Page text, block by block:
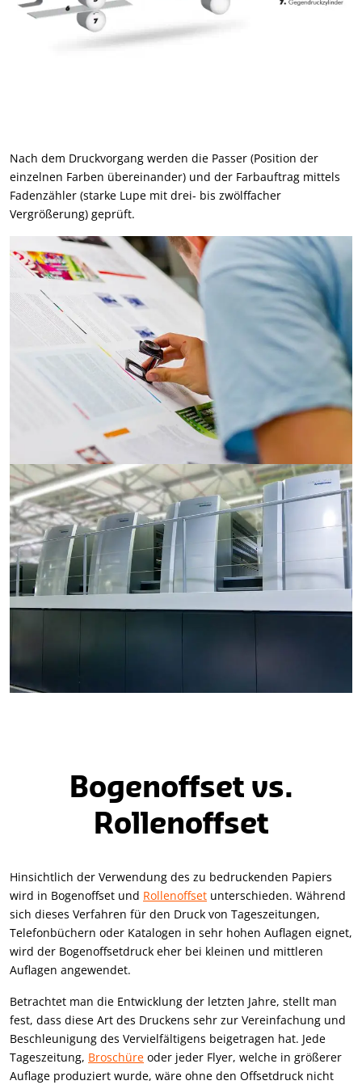
Nach dem Druckvorgang werden die Passer (Position der
einzelnen Farben übereinander) und der Farbauftrag mittels
Fadenzähler (starke Lupe mit drei- bis zwölffacher
Vergrößerung) geprüft.
Bogenoffset vs.
Rollenoffset
Hinsichtlich der Verwendung des zu bedruckenden Papiers
wird in Bogenoffset und Rollenoffset unterschieden. Während
sich dieses Verfahren für den Druck von Tageszeitungen,
Telefonbüchern oder Katalogen in sehr hohen Auflagen eignet,
wird der Bogenoffsetdruck eher bei kleinen und mittleren
Auflagen angewendet.
Betrachtet man die Entwicklung der letzten Jahre, stellt man
fest, dass diese Art des Druckens sehr zur Vereinfachung und
Beschleunigung des Vervielfältigens beigetragen hat. Jede
Tageszeitung, Broschüre oder jeder Flyer, welche in größerer
Auflage produziert wurde, wäre ohne den Offsetdruck nicht